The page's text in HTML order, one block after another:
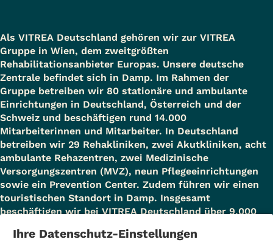
Als VITREA Deutschland gehören wir zur VITREA
Gruppe in Wien, dem zweitgrößten
Rehabilitationsanbieter Europas. Unsere deutsche
Zentrale befindet sich in Damp. Im Rahmen der
Gruppe betreiben wir 80 stationäre und ambulante
Einrichtungen in Deutschland, Österreich und der
Schweiz und beschäftigen rund 14.000
Mitarbeiterinnen und Mitarbeiter. In Deutschland
betreiben wir 29 Rehakliniken, zwei Akutkliniken, acht
ambulante Rehazentren, zwei Medizinische
Versorgungszentren (MVZ), neun Pflegeeinrichtungen
sowie ein Prevention Center. Zudem führen wir einen
touristischen Standort in Damp. Insgesamt
beschäftigen wir bei VITREA Deutschland über 9.000
Ihre Datenschutz-Einstellungen